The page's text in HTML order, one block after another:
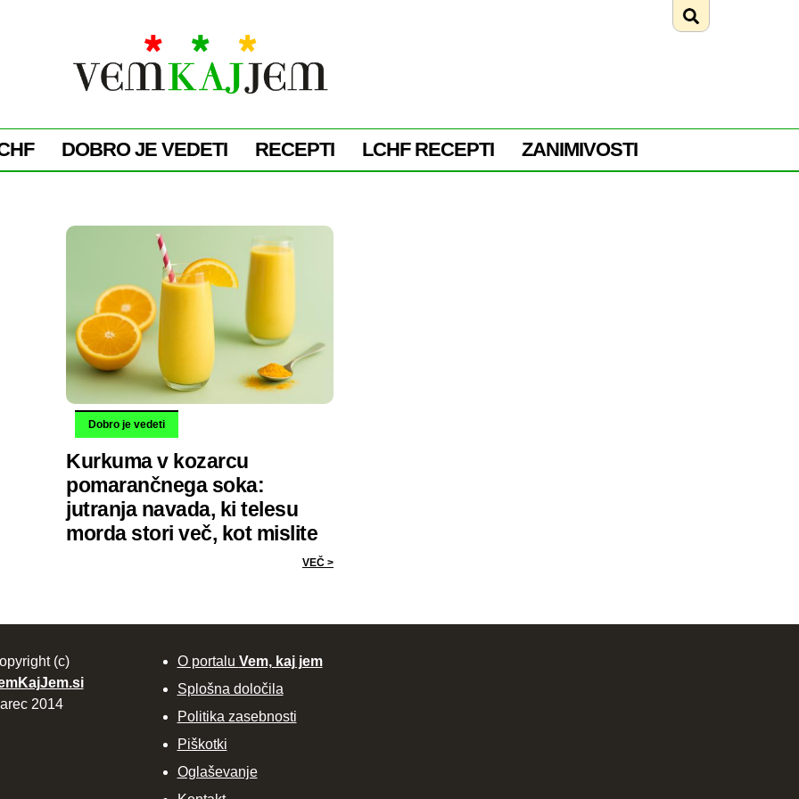
DOBRO JE VEDETI RECEPTI LCHF RECEPTI ZANIMIVOSTI
Dobro je vedeti
Kurkuma v kozarcu
pomarančnega soka:
jutranja navada, ki telesu
morda stori več, kot mislite
VEČ >
(c)
2014
O portalu Vem, kaj jem
Splošna določila
Politika zasebnosti
Piškotki
Oglaševanje